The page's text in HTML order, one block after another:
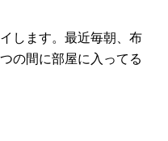
します。最近毎朝、布
の間に部屋に入ってる